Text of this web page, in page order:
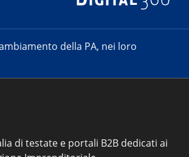
della PA, nei loro
di testate e portali B2B dedicati ai